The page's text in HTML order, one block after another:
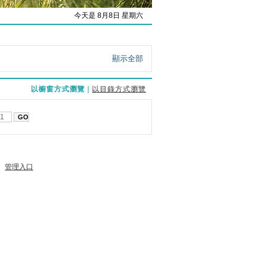
今天是 8月8日 星期六
顯示全部
以櫥窗方式瀏覽 以目錄方式瀏覽
管理入口